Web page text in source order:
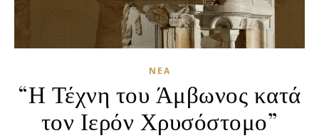
ΝΈΑ
“Η Τέχνη του Άμβωνος κατά
τον Ιερόν Χρυσόστομο”